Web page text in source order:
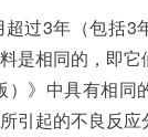
过3年（包括3
是相同的，即
）》中具有相同
引起的不良反